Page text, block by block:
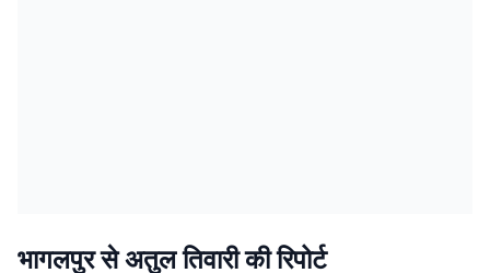
भागलपुर से अतुल तिवारी की रिपोर्ट